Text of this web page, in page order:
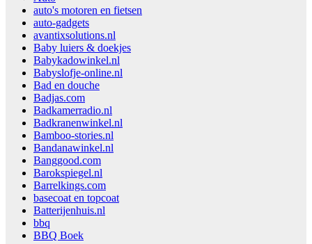
auto's motoren en fietsen
auto-gadgets
avantixsolutions.nl
Baby luiers & doekjes
Babykadowinkel.nl
Babyslofje-online.nl
Bad en douche
Badjas.com
Badkamerradio.nl
Badkranenwinkel.nl
Bamboo-stories.nl
Bandanawinkel.nl
Banggood.com
Barokspiegel.nl
Barrelkings.com
basecoat en topcoat
Batterijenhuis.nl
bbq
BBQ Boek